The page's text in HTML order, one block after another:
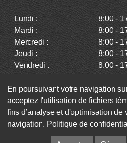
Lundi :
8:00 -
Mardi :
8:00 -
Mercredi :
8:00 -
Jeudi :
8:00 -
Vendredi :
8:00 -
Dimanche :
Fermé
Facebook Twitter
En poursuivant votre navigation
acceptez l'utilisation de fichiers
fins d’analyse et d'optimisation de
navigation. Politique de